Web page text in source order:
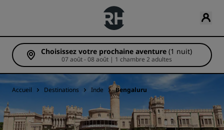
Choisissez votre prochaine aventure (1 nuit)
07 août - 08 août | 1 chambre 2 adultes
Accueil Destinations Inde Bengaluru